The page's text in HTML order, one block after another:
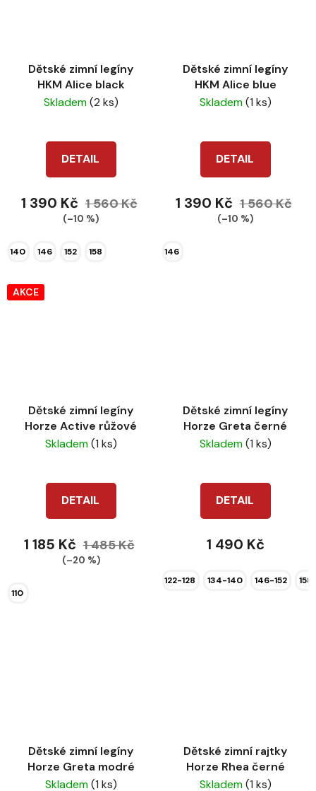
Dětské zimní legíny
HKM Alice black
Skladem(2 ks)
DETAIL
1 390 Kč 1 560 Kč
(–10 %)
140 146 152 158
Dětské zimní legíny
HKM Alice blue
Skladem(1 ks)
DETAIL
1 390 Kč 1 560 Kč
(–10 %)
146
AKCE
Dětské zimní legíny
Horze Active růžové
Skladem(1 ks)
DETAIL
1 185 Kč 1 485 Kč
(–20 %)
110
Dětské zimní legíny
Horze Greta černé
Skladem(1 ks)
DETAIL
1 490 Kč
122-128 134-140 146-152
Dětské zimní legíny
Horze Greta modré
Skladem(1 ks)
Dětské zimní rajtky
Horze Rhea černé
Skladem(1 ks)